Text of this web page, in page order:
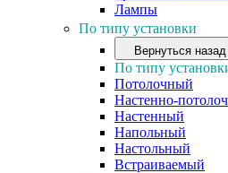
Лампы
По типу установки
Вернуться назад
По типу
Потолочный
Настенно-
Настенный
Напольный
Настольный
Встраиваемый